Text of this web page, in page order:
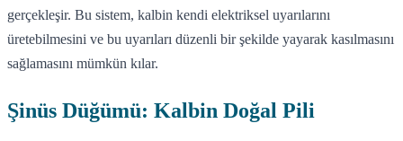
gerçekleşir. Bu sistem, kalbin kendi elektriksel uyarılarını
üretebilmesini ve bu uyarıları düzenli bir şekilde yayarak kasılmasını
sağlamasını mümkün kılar.
Şinüs Düğümü: Kalbin Doğal Pili